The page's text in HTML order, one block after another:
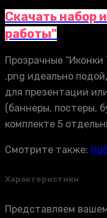
Скачать набор
работы"
Прозрачные
.png идеально
для презентации
(баннеры, постеры,
комплекте 5
Смотрите также:
Характеристики
Представляем